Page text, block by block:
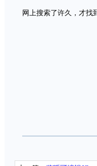
网上搜索了许久，才找